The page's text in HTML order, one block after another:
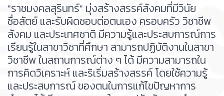
"ราชมงคลสุรินทร์" มุ่งสร้างสรรค์สังคมที่มีวินัย
ซื่อสัตย์ และรับผิดชอบต่อตนเอง ครอบครัว วิชาชีพ
สังคม และประเทศชาติ มีความรู้และประสบการณ์การ
เรียนรู้ในสาขาวิชาที่ศึกษา สามารถปฏิบัติงานในสาขา
วิชาชีพ ในสถานการณ์ต่าง ๆ ได้ มีความสามารถใน
การคิดวิเคราะห์ และริเริ่มสร้างสรรค์ โดยใช้ความรู้
และประสบการณ์ ของตนในการแก้ไขปัญหาการ